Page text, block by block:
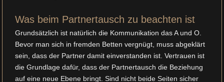
Was beim Partnertausch zu beachten ist
Grundsätzlich ist natürlich die Kommunikation das A und O.
Bevor man sich in fremden Betten vergnügt, muss abgeklärt
sein, dass der Partner damit einverstanden ist. Vertrauen ist
die Grundlage dafür, dass der Partnertausch die Beziehung
auf eine neue Ebene bringt. Sind nicht beide Seiten sicher